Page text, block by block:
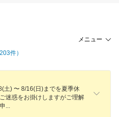
メニュー
件）
土) 〜 8/16(日)までを夏季休
迷惑をお掛けしますがご理解
申